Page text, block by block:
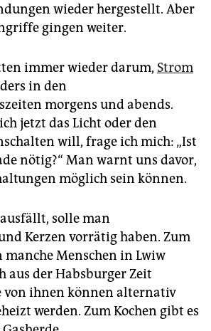
wieder hergestellt. Aber
gingen weiter.
immer wieder darum, Strom
in den
morgens und abends.
jetzt das Licht oder den
will, frage ich mich: „Ist
nötig?“ Man warnt uns davor,
möglich sein können.
solle man
Kerzen vorrätig haben. Zum
manche Menschen in Lwiw
aus der Habsburger Zeit
von ihnen können alternativ
werden. Zum Kochen gibt es